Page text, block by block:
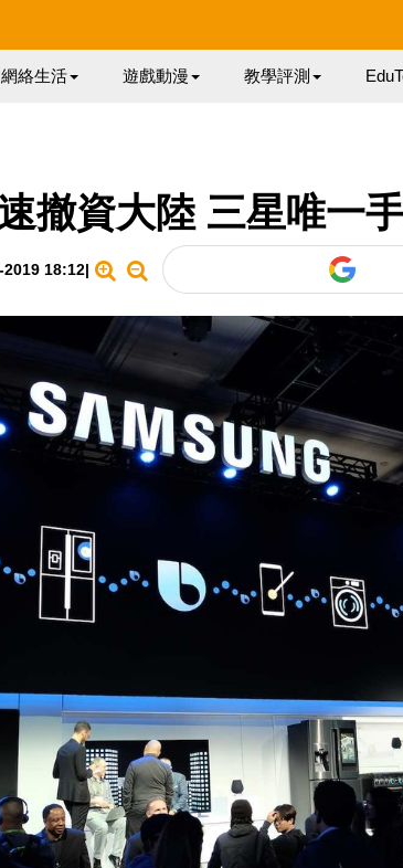
網絡生活 遊戲動漫 教學評測
撤資大陸 三星唯一
2019 18:12|